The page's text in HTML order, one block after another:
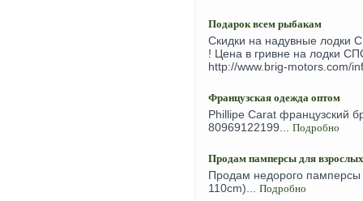
Подарок всем рыбакам
Скидки на надувные лодки
! Цена в гривне на лодки
http://www.brig-motors.com/
Французская одежда оптом
Phillipe Carat французский
80969122199... Подробно
Продам памперсы для взрослых
Продам недорого
110cm)... Подробно